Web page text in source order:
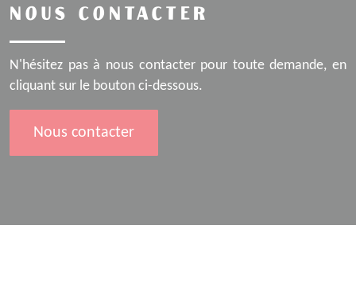
NOUS CONTACTER
N'hésitez pas à nous contacter pour toute demande, en
cliquant sur le bouton ci-dessous.
Nous contacter